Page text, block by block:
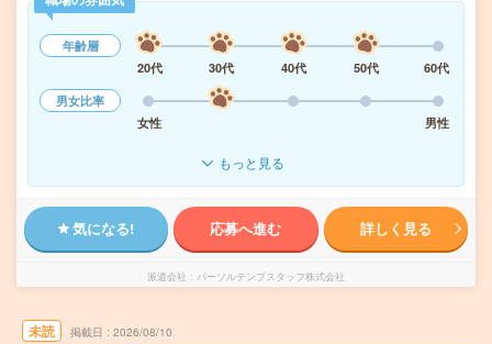
年齢層
20代
30代 40代 50代
60代
男女比率
女性
男性
もっと見る
気になる! 応募へ進む 詳しく見る
派遣会社 パーソルテンプスタッフ株式会社
未読 掲載日 2026/08/10